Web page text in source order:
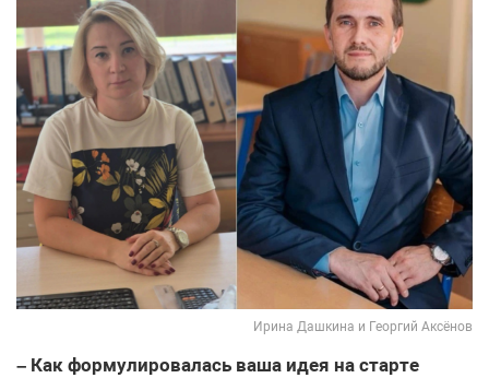
Ирина Дашкина и Георгий Аксёнов
– Как формулировалась ваша идея на старте